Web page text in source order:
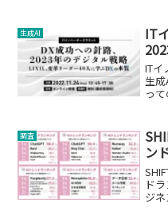
生成AI
IT
ITイ
生
っ
調査
ン
ド
ジ